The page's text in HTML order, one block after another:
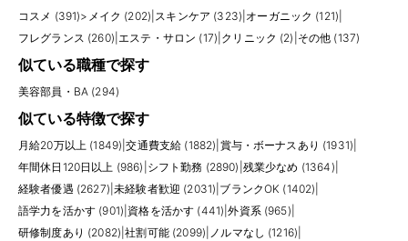
コスメ (391)> メイク (202) スキンケア (323) オーガニック (121)
フレグランス (260) |エステ・サロン (17) クリニック (2) その他 (137)
似ている職種で探す
美容部員・BA (294)
似ている特徴で探す
月給20万以上 (1849) |交通費支給 (1882) 賞与・ボーナスあり (1931)
年間休日120日以上 (986) シフト勤務 (2890) 残業少なめ (1364)
経験者優遇 (2627) |未経験者歓迎 (2031) ブランクOK (1402)
語学力を活かす (901) 資格を活かす (441) |外資系 (965)
研修制度あり (2082) |社割可能 (2099) ノルマなし (1216)